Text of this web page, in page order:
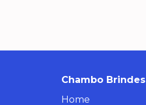
Chambo Brindes
Home